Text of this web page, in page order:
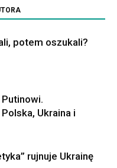
potem oszukali?
Putinowi.
Ukraina i
rujnuje Ukrainę